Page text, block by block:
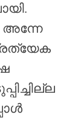
അന്നേ